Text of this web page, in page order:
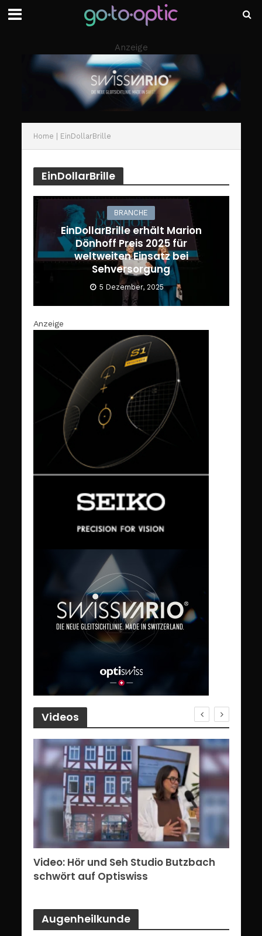
Anzeige
Home | EinDollarBrille
EinDollarBrille
BRANCHE
EinDollarBrille erhält Marion
Dönhoff Preis 2025 für
weltweiten Einsatz bei
Sehversorgung
5 Dezember, 2025
Anzeige
Videos
Video: Hör und Seh Studio Butzbach
schwört auf Optiswiss
Augenheilkunde